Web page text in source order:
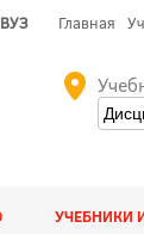
ВУЗ Главная
УЧЕБНИКИ